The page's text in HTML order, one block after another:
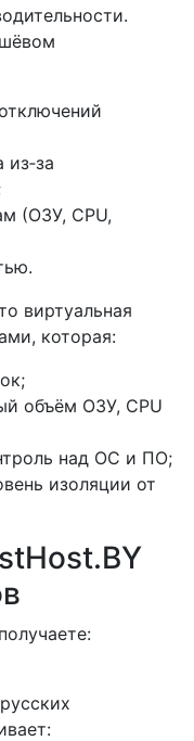
(ОЗУ, CPU,
виртуальная
которая:
объём ОЗУ, CPU
над ОС и ПО;
изоляции от